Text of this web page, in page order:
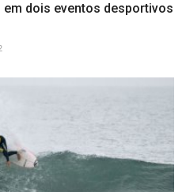
em dois eventos desportivos